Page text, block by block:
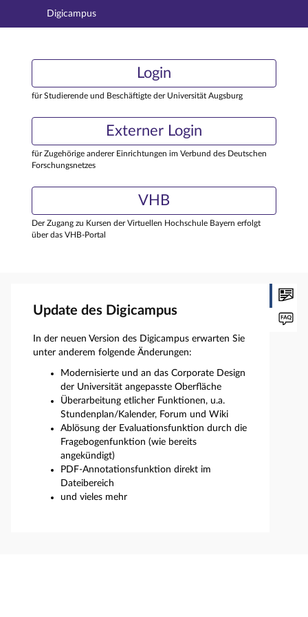
Hauptnavigation
Externer Login
Digicampus
Login
für Studierende und Beschäftigte der Universität Augsburg
Externer Login
für Zugehörige anderer Einrichtungen im Verbund des Deutschen
Forschungsnetzes
VHB
Der Zugang zu Kursen der Virtuellen Hochschule Bayern erfolgt
über das VHB-Portal
Update des Digicampus
In der neuen Version des Digicampus erwarten Sie
unter anderem folgende Änderungen:
Modernisierte und an das Corporate Design
der Universität angepasste Oberfläche
Überarbeitung etlicher Funktionen, u.a.
Stundenplan/Kalender, Forum und Wiki
Ablösung der Evaluationsfunktion durch die
Fragebogenfunktion (wie bereits
angekündigt)
PDF-Annotationsfunktion direkt im
Dateibereich
und vieles mehr